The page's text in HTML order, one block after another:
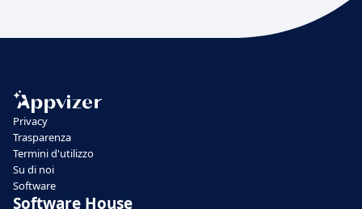
Privacy
Trasparenza
Termini d'utilizzo
Su di noi
Software
Software House